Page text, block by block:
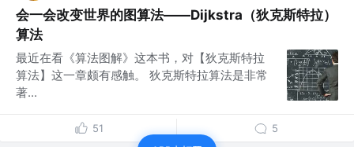
会一会改变世界的图算法——Dijkstra（狄克斯特拉）
算法
最近在看《算法图解》这本书，对【狄克斯特拉
算法】这一章颇有感触。 狄克斯特拉算法是非常
著...
51
5